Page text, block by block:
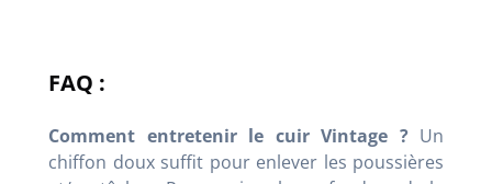
FAQ :
Comment entretenir le cuir Vintage ?Un
chiffon doux suffit pour enlever les poussières